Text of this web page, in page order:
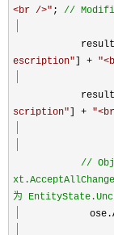
<br />" ; //
escription" + "
scription" + "
//
为